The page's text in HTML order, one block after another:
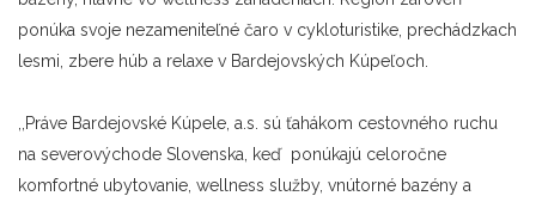
ponúka svoje nezameniteľné čaro v cykloturistike, prechádzkach
lesmi, zbere húb a relaxe v Bardejovských Kúpeľoch.
,,Práve Bardejovské Kúpele, a.s. sú ťahákom cestovného ruchu
na severovýchode Slovenska, keď ponúkajú celoročne
komfortné ubytovanie, wellness služby, vnútorné bazény a